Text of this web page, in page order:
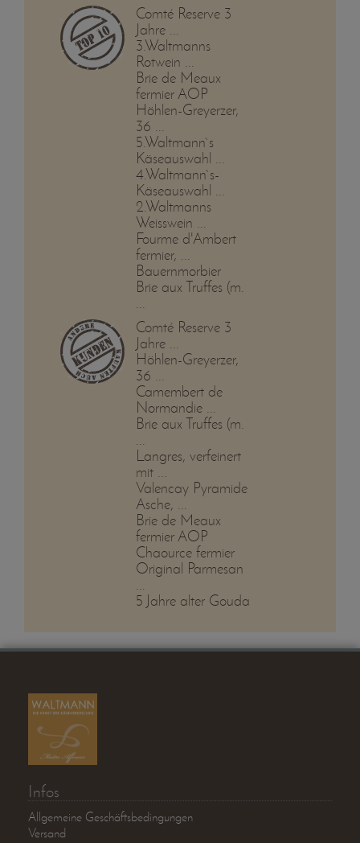
Comté Reserve 3
Jahre ...
3.Waltmanns
Rotwein ...
Brie de Meaux
fermier AOP
Höhlen-Greyerzer,
36 ...
5.Waltmann`s
Käseauswahl ...
4.Waltmann`s-
Käseauswahl ...
2.Waltmanns
Weisswein ...
Fourme d'Ambert
fermier, ...
Bauernmorbier
Brie aux Truffes (m.
...
Comté Reserve 3
Jahre ...
Höhlen-Greyerzer,
36 ...
Camembert de
Normandie ...
Brie aux Truffes (m.
...
Langres, verfeinert
mit ...
Valencay Pyramide
Asche, ...
Brie de Meaux
fermier AOP
Chaource fermier
Original Parmesan
...
5 Jahre alter Gouda
Infos
Allgemeine Geschäftsbedingungen
Versand